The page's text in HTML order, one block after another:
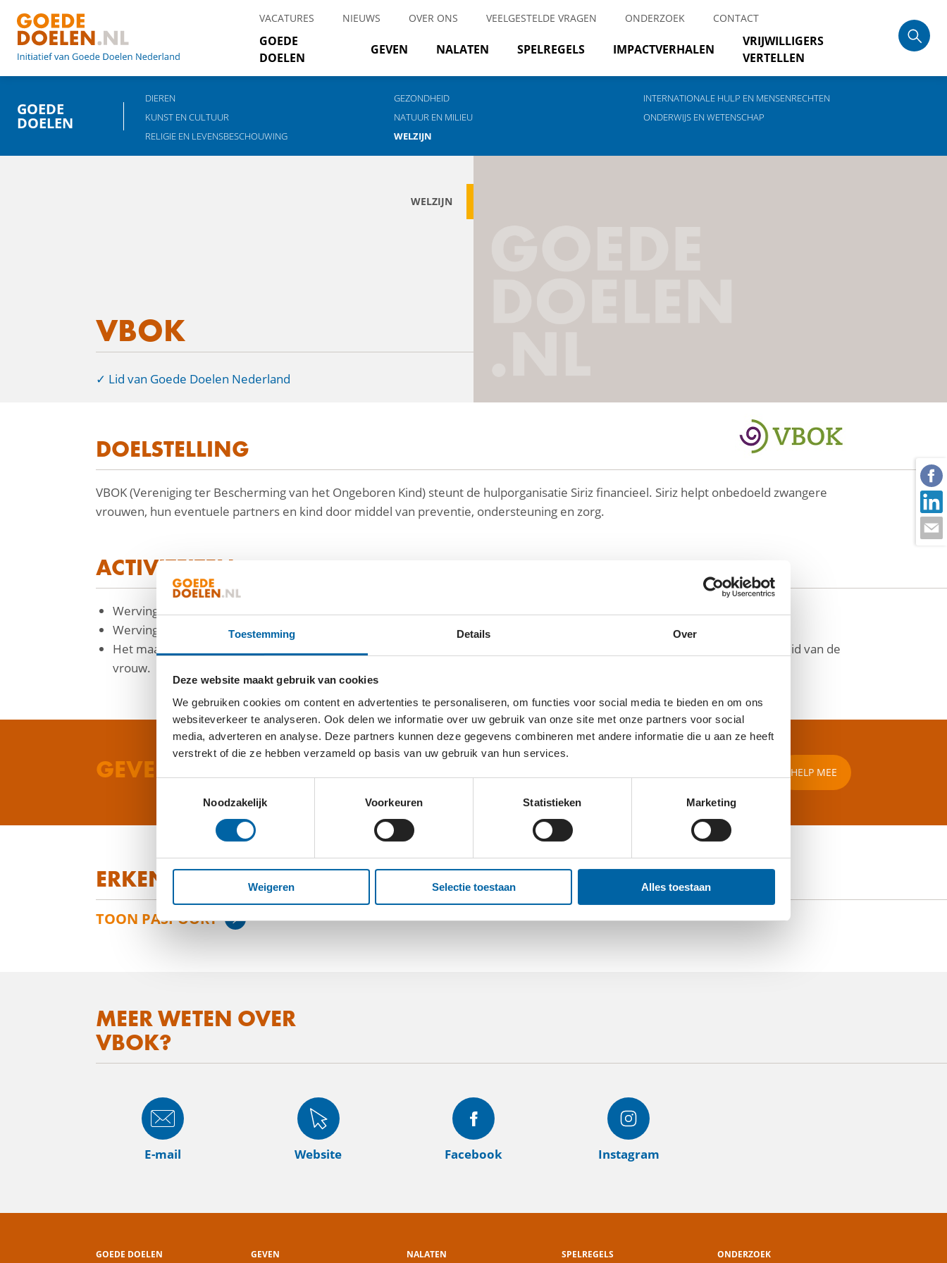
Toestemming Details Over
Deze website maakt gebruik van cookies
We gebruiken cookies om content en advertenties te personaliseren, om functies voor social media te bieden en om ons
websiteverkeer te analyseren. Ook delen we informatie over uw gebruik van onze site met onze partners voor social
media, adverteren en analyse. Deze partners kunnen deze gegevens combineren met andere informatie die u aan ze heeft
verstrekt of die ze hebben verzameld op basis van uw gebruik van hun services.
Noodzakelijk
Voorkeuren Statistieken Marketing
Weigeren Selectie toestaan Alles toestaan
VACATURES NIEUWS OVER ONS VEELGESTELDE VRAGEN ONDERZOEK CONTACT
GOEDE
DOELEN
GEVEN NALATEN SPELREGELS IMPACTVERHALEN
VRIJWILLIGERS
VERTELLEN
GOEDE
DOELEN
DIEREN GEZONDHEID
INTERNATIONALE HULP EN MENSENRECHTEN
KUNST EN CULTUUR
NATUUR EN MILIEU
ONDERWIJS EN WETENSCHAP
RELIGIE EN LEVENSBESCHOUWING
WELZIJN
VBOK
Lid van Goede Doelen Nederland
WELZIJN
DOELSTELLING
VBOK (Vereniging ter Bescherming van het Ongeboren Kind) steunt de hulporganisatie Siriz financieel. Siriz helpt onbedoeld zwangere
vrouwen, hun eventuele partners en kind door middel van preventie, ondersteuning en zorg.
ACTIVITEITEN
Werving van fondsen waarmee professionele preventie, ondersteuning en zorg mogelijk wordt gemaakt.
Werving van vrijwilligers om aanvullend op de beroepskrachten te werken aan preventie, zorg en ondersteuning.
Het maatschappelijk debat entameren over de beschermwaardigheid van het ongeboren menselijk leven en de keuzevrijheid van de
vrouw.
GEVEN AAN VBOK? HELP MEE
ERKENNINGSPASPOORT
TOON PASPOORT
MEER WETEN OVER
VBOK?
E-mail Website Facebook Instagram
GOEDE DOELEN
GEVEN
NALATEN
SPELREGELS
ONDERZOEK
facebook
linkedin